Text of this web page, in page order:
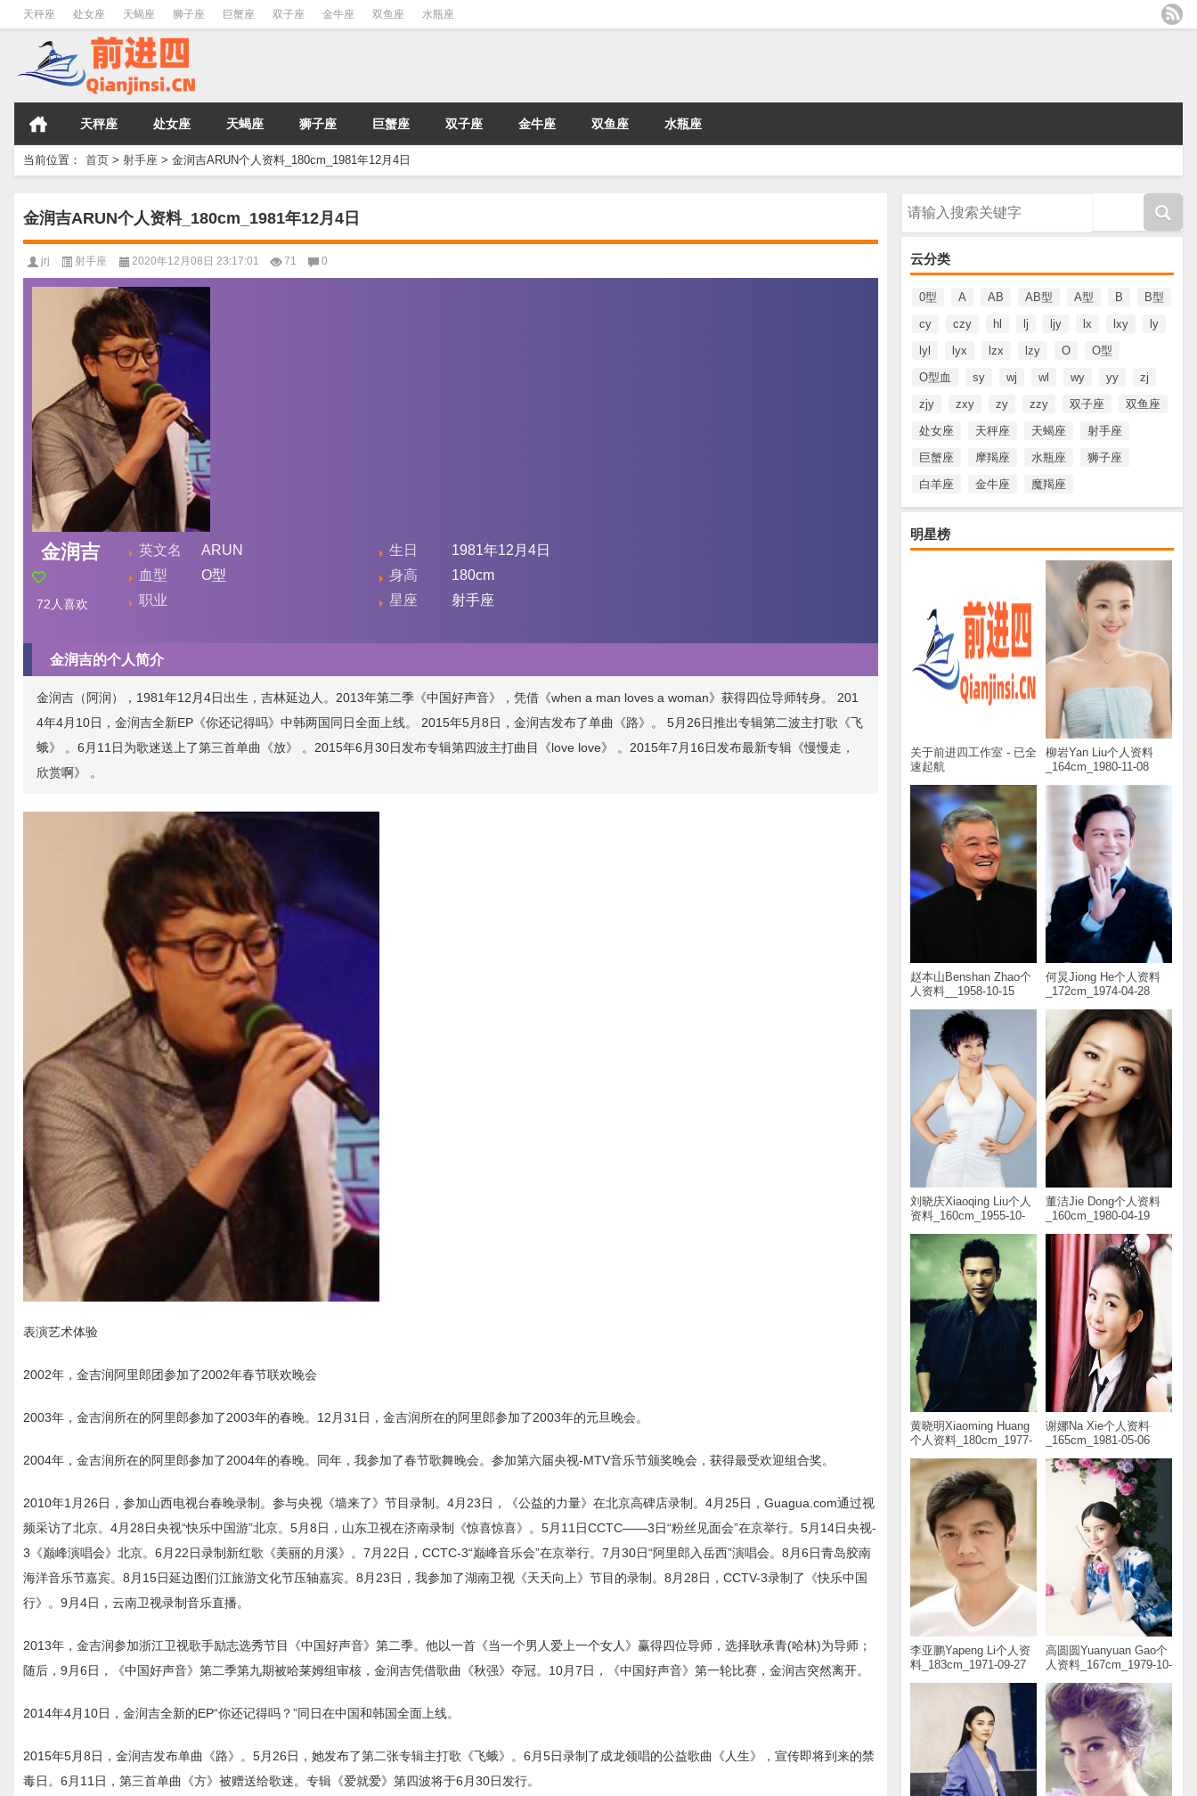
天秤座 处女座 天蝎座 狮子座 巨蟹座 双子座 金牛座 双鱼座 水瓶座
天秤座 处女座 天蝎座 狮子座 巨蟹座 双子座 金牛座 双鱼座 水瓶座
当前位置： 首页 > 射手座 > 金润吉ARUN个人资料_180cm_1981年12月4日
云分类
0型 A AB AB型 A型 B
B型
cy
czy hl lj ljy lx lxy
ly
lyl
lyx lzx lzy O
O型
O型血
sy wj wl wy yy
zj
zjy
zxy zy zzy 双子座
双鱼座
处女座
天秤座 天蝎座
射手座
巨蟹座
摩羯座 水瓶座
狮子座
白羊座
金牛座 魔羯座
明星榜
关于前进四工作室 - 已全
速起航
柳岩Yan Liu个人资料
_164cm_1980-11-08
赵本山Benshan Zhao个
人资料__1958-10-15
何炅Jiong He个人资料
_172cm_1974-04-28
刘晓庆Xiaoqing Liu个人
资料_160cm_1955-10-
董洁Jie Dong个人资料
_160cm_1980-04-19
黄晓明Xiaoming Huang
个人资料_180cm_1977-
谢娜Na Xie个人资料
_165cm_1981-05-06
李亚鹏Yapeng Li个人资
料_183cm_1971-09-27
高圆圆Yuanyuan Gao个
人资料_167cm_1979-10-
金润吉ARUN个人资料_180cm_1981年12月4日
jrj 射手座 2020年12月08日 23:17:01 71 0
金润吉
72 人喜欢
英文名 ARUN 生日
1981年12月4日
血型
O型 身高
180cm
职业
星座 射手座
金润吉的个人简介
金润吉（阿润），1981年12月4日出生，吉林延边人。2013年第二季《中国好声音》，凭借《when a man loves a woman》获得四位导师转身。 201
4年4月10日，金润吉全新EP《你还记得吗》中韩两国同日全面上线。 2015年5月8日，金润吉发布了单曲《路》。 5月26日推出专辑第二波主打歌《飞
蛾》 。6月11日为歌迷送上了第三首单曲《放》 。2015年6月30日发布专辑第四波主打曲目《love love》 。2015年7月16日发布最新专辑《慢慢走，
欣赏啊》 。
表演艺术体验
2002年，金吉润阿里郎团参加了2002年春节联欢晚会
2003年，金吉润所在的阿里郎参加了2003年的春晚。12月31日，金吉润所在的阿里郎参加了2003年的元旦晚会。
2004年，金吉润所在的阿里郎参加了2004年的春晚。同年，我参加了春节歌舞晚会。参加第六届央视-MTV音乐节颁奖晚会，获得最受欢迎组合奖。
2010年1月26日，参加山西电视台春晚录制。参与央视《墙来了》节目录制。4月23日，《公益的力量》在北京高碑店录制。4月25日，Guagua.com通过视
频采访了北京。4月28日央视“快乐中国游”北京。5月8日，山东卫视在济南录制《惊喜惊喜》。5月11日CCTC——3日“粉丝见面会”在京举行。5月14日央视-
3《巅峰演唱会》北京。6月22日录制新红歌《美丽的月溪》。7月22日，CCTC-3“巅峰音乐会”在京举行。7月30日“阿里郎入岳西”演唱会。8月6日青岛胶南
海洋音乐节嘉宾。8月15日延边图们江旅游文化节压轴嘉宾。8月23日，我参加了湖南卫视《天天向上》节目的录制。8月28日，CCTV-3录制了《快乐中国
行》。9月4日，云南卫视录制音乐直播。
2013年，金吉润参加浙江卫视歌手励志选秀节目《中国好声音》第二季。他以一首《当一个男人爱上一个女人》赢得四位导师，选择耿承青(哈林)为导师；
随后，9月6日，《中国好声音》第二季第九期被哈莱姆组审核，金润吉凭借歌曲《秋强》夺冠。10月7日，《中国好声音》第一轮比赛，金润吉突然离开。
2014年4月10日，金润吉全新的EP“你还记得吗？”同日在中国和韩国全面上线。
2015年5月8日，金润吉发布单曲《路》。5月26日，她发布了第二张专辑主打歌《飞蛾》。6月5日录制了成龙领唱的公益歌曲《人生》，宣传即将到来的禁
毒日。6月11日，第三首单曲《方》被赠送给歌迷。专辑《爱就爱》第四波将于6月30日发行。